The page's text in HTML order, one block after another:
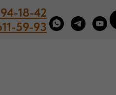
18-42
59-93